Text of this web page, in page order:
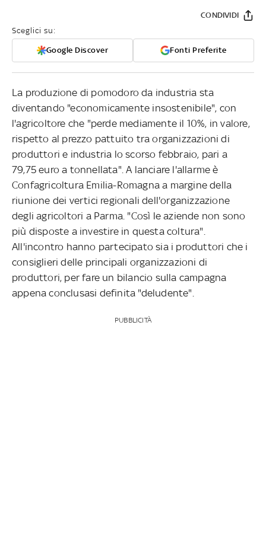
Sceglici su:
Google Discover Fonti Preferite
CONDIVIDI
La produzione di pomodoro da industria sta
diventando "economicamente insostenibile", con
l'agricoltore che "perde mediamente il 10%, in valore,
rispetto al prezzo pattuito tra organizzazioni di
produttori e industria lo scorso febbraio, pari a
79,75 euro a tonnellata". A lanciare l'allarme è
Confagricoltura Emilia-Romagna a margine della
riunione dei vertici regionali dell'organizzazione
degli agricoltori a Parma. "Così le aziende non sono
più disposte a investire in questa coltura".
All'incontro hanno partecipato sia i produttori che i
consiglieri delle principali organizzazioni di
produttori, per fare un bilancio sulla campagna
appena conclusasi definita "deludente".
PUBBLICITÀ